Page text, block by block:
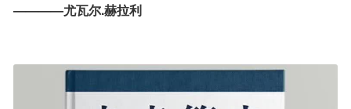
————尤瓦尔.赫拉利